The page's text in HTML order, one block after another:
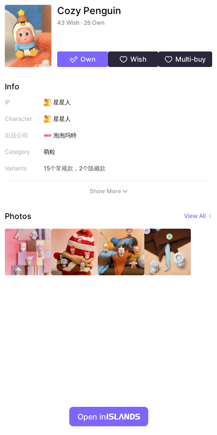
Cozy Penguin
43 Wish · 26 Own
Own Wish Multi-buy
Info
IP 星星人
Character 星星人
出品公司 泡泡玛特
Category 萌粒
Variants 15个常规款，2个隐藏款
Show More
Photos View All
Open in